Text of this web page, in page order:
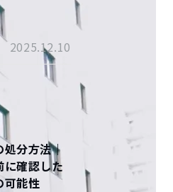
2025.12.10
分方法｜
に確認した
可能性